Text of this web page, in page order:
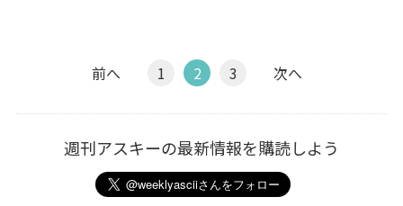
前へ 1 2 3 次へ
週刊アスキーの最新情報を購読しよう